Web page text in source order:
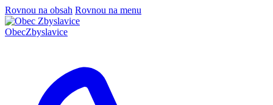
Rovnou na obsah Rovnou na menu
ObecZbyslavice